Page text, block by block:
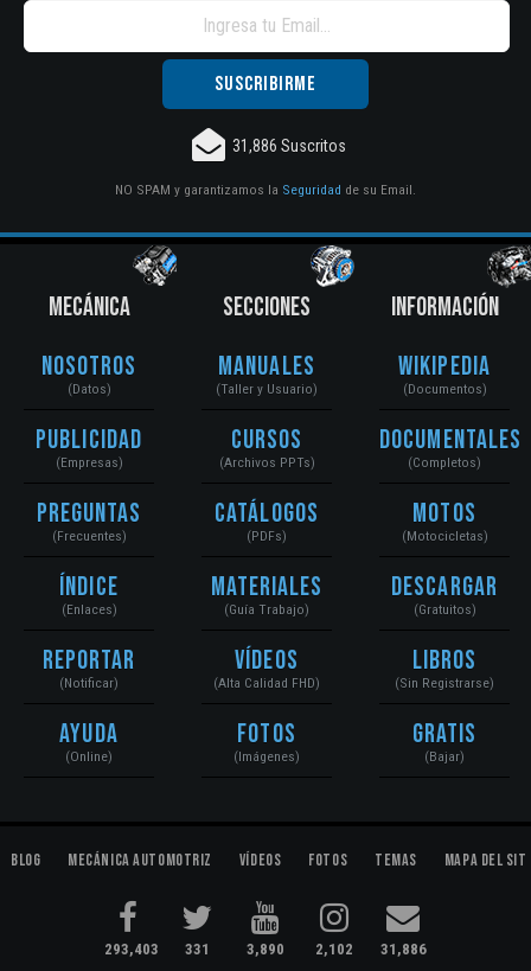
31,886 Suscritos
NO SPAM y garantizamos la Seguridad de su Email.
MECÁNICA
Nosotros
(Datos)
Publicidad
(Empresas)
Preguntas
(Frecuentes)
Índice
(Enlaces)
Reportar
(Notificar)
Ayuda
(Online)
SECCIONES
Manuales
(Taller y Usuario)
Cursos
(Archivos PPTs)
Catálogos
(PDFs)
Materiales
(Guía Trabajo)
Vídeos
(Alta Calidad FHD)
Fotos
(Imágenes)
INFORMACIÓN
Wikipedia
(Documentos)
Documentales
(Completos)
Motos
(Motocicletas)
Descargar
(Gratuitos)
Libros
(Sin Registrarse)
Gratis
(Bajar)
Blog Mecánica Automotriz Vídeos Fotos Temas Mapa del
293,403 331 3,890 2,102 31,886